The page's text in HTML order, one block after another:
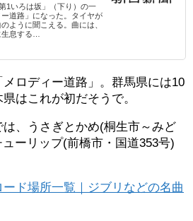
1いろは坂」（下り）の一
道路」になった。タイヤが
ように聞こえる。曲には、
息する…
ロディー道路」。群馬県には10
はこれが初だそうで。
、うさぎとかめ(桐生市～みど
ーリップ(前橋市・国道353号)
ド場所一覧｜ジブリなどの名曲